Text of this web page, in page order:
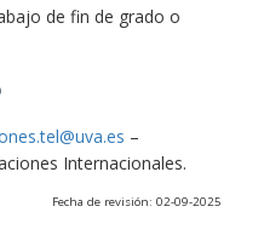
de fin de grado o
–
Internacionales.
Fecha de revisión: 02-09-2025